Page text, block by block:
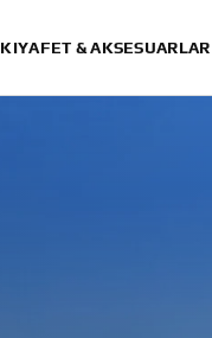
KIYAFET & AKSESUARLAR